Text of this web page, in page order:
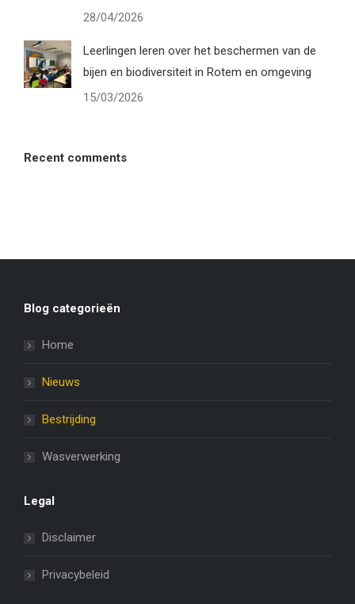
28/04/2026
Leerlingen leren over het beschermen van de
bijen en biodiversiteit in Rotem en omgeving
15/03/2026
Recent comments
Blog categorieën
Home
Nieuws
Bestrijding
Wasverwerking
Legal
Disclaimer
Privacybeleid